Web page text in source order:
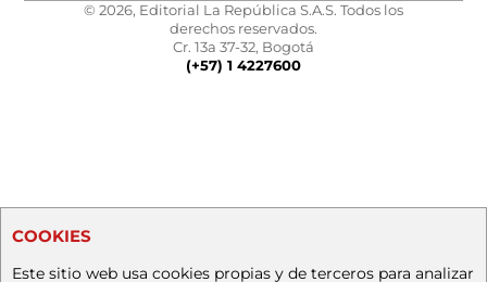
© 2026, Editorial La República S.A.S. Todos los
derechos reservados.
Cr. 13a 37-32, Bogotá
(+57) 1 4227600
COOKIES
Este sitio web usa cookies propias y de terceros para analizar